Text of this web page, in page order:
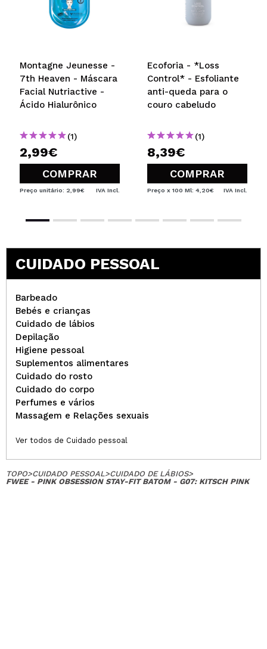
Montagne Jeunesse -
7th Heaven - Máscara
Facial Nutriactive -
Ácido Hialurônico
(1)
2,99€
COMPRAR
Preço unitário: 2,99€ IVA Incl.
Ecoforia - *Loss
Control* - Esfoliante
anti-queda para o
couro cabeludo
(1)
8,39€
COMPRAR
Preço x 100 Ml: 4,20€ IVA Incl.
CUIDADO PESSOAL
Barbeado
Bebés e crianças
Cuidado de lábios
Depilação
Higiene pessoal
Suplementos alimentares
Cuidado do rosto
Cuidado do corpo
Perfumes e vários
Massagem e Relações sexuais
Ver todos de Cuidado pessoal
TOPO>CUIDADO PESSOAL>CUIDADO DE LÁBIOS>
FWEE - PINK OBSESSION STAY-FIT BATOM - G07: KITSCH PINK